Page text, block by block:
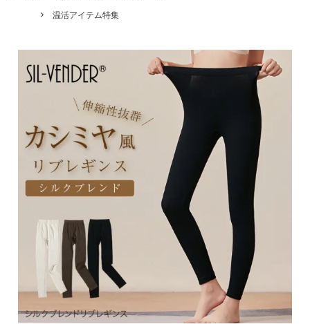
温活アイテム特集